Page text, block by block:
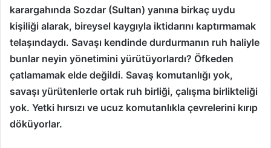
karargahında Sozdar (Sultan) yanına birkaç uydu
kişiliği alarak, bireysel kaygıyla iktidarını kaptırmamak
telaşındaydı. Savaşı kendinde durdurmanın ruh haliyle
bunlar neyin yönetimini yürütüyorlardı? Öfkeden
çatlamamak elde değildi. Savaş komutanlığı yok,
savaşı yürütenlerle ortak ruh birliği, çalışma birlikteliği
yok. Yetki hırsızı ve ucuz komutanlıkla çevrelerini kırıp
döküyorlar.